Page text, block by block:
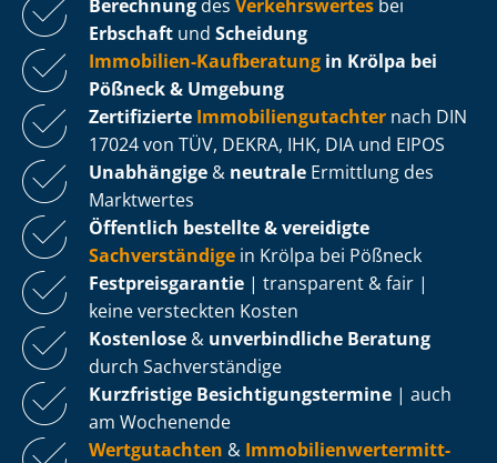
Berechnung des Verkehrswertes bei
Erbschaft und Scheidung
Immobilien-Kaufberatung in Krölpa bei
Pößneck & Umgebung
Zertifizierte Im­mo­bi­li­en­gut­ach­ter nach DIN
17024 von TÜV, DEKRA, IHK, DIA und EIPOS
Unabhängige & neutrale Ermittlung des
Marktwertes
Öffentlich bestellte & vereidigte
Sachverständige in Krölpa bei Pößneck
Fest­preis­ga­ran­tie | transparent & fair |
keine versteckten Kosten
Kostenlose & unverbindliche Beratung
durch Sachverständige
Kurzfristige Be­sich­ti­gungs­ter­mi­ne | auch
am Wochenende
Wertgutachten & Im­mo­bi­li­en­wert­ermitt­